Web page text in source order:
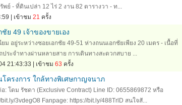
- ที่ดินเปล่า 12 ไร่ 2 งาน 82 ตารางวา - ท...
| เข้าชม 21 ครั้ง
49 เจ้าของขายเอง
ยู่ระหว่างซอยเอกชัย 49-51 ห่างถนนเอกชัยเพียง 20 เมตร - เนื้อที่
ระจำทางผ่านหลายสาย การเดินทางสะดวกสบาย ...
21:43:33 | เข้าชม 63 ครั้ง
ครงการ ใกล้ทางพิเศษกาญจนาภ
โดม รัชดา (Exclusive Contract) Line ID: 0655869872 หรือ
3vdegO8 Fanpage: https://bit.ly/488TrlD สนใจสั...